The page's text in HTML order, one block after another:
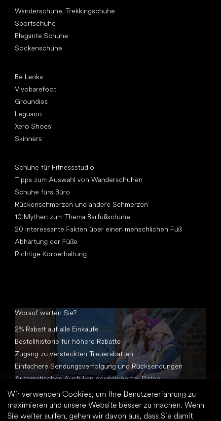
Wir verwenden Cookies, um Ihre Benutzererfahrung zu
maximieren und unsere Website besser zu machen. Wenn
Sie weiter surfen, gehen wir davon aus, dass Sie damit
Wanderschuhe, Trekkingschuhe
Sportschuhe
Elegante Schuhe
Sockenschuhe
Be Lenka
Vivobarefoot
Groundies
Leguano
Xero Shoes
Skinners
Schuhe für Fitnessstudio
Tipps zum Auswahl von Wanderschuhen
Schuhe fürs Büro
Rückenschmerzen und andere Schmerzen
10 Mythen zum Thema Barfußschuhe
20 interessante Fakten über einen menschlichen Fuß
Abhärtung der Füße
Richtige Körperhaltung
Worauf warten Sie?
2% Rabatt auf alle Einkäufe
Bestellhistorie für höhere Rabatte
Zugang zu versteckten Treuerabatten
Einfachere Sendungsverfolgung und Rücksendungen
Automatisches Ausfüllen gespeicherter Daten
Alle Dokumente an einem Ort